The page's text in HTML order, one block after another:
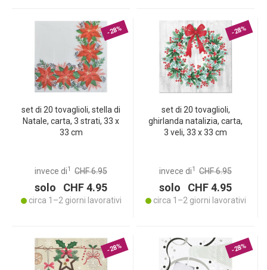
-28%
set di 20 tovaglioli, stella di
Natale, carta, 3 strati, 33 x
33 cm
invece di1 CHF 6.95
solo CHF 4.95
circa 1–2 giorni lavorativi
-28%
set di 20 tovaglioli,
ghirlanda natalizia, carta,
3 veli, 33 x 33 cm
invece di1 CHF 6.95
solo CHF 4.95
circa 1–2 giorni lavorativi
-28% -28%